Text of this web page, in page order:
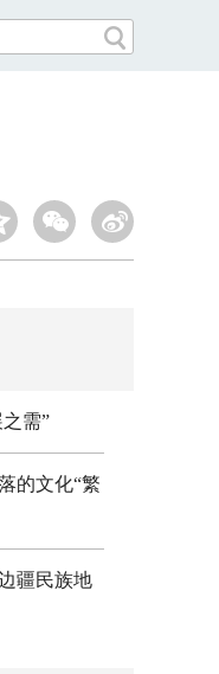
需”
的文化“繁
疆民族地